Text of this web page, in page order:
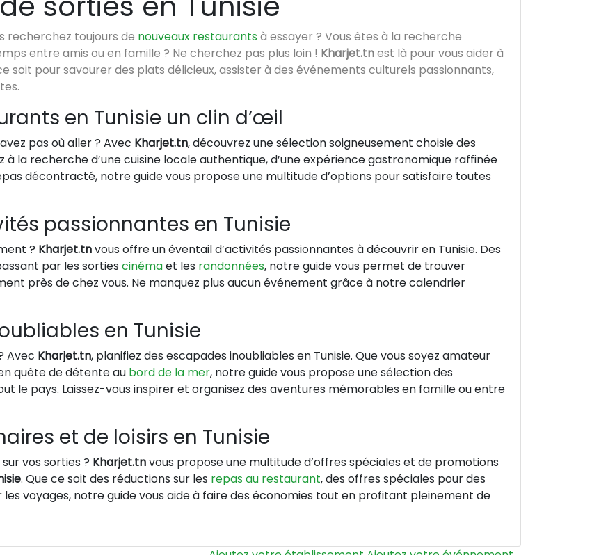
recherchez toujours de nouveaux restaurants à essayer ? Vous êtes à la recherche
entre amis ou en famille ? Ne cherchez pas plus loin ! Kharjet.tnest là pour vous aider à
soit pour savourer des plats délicieux, assister à des événements culturels passionnants,
en Tunisie un clin d’œil
pas où aller ? Avec Kharjet.tn, découvrez une sélection soigneusement choisie des
à la recherche d’une cuisine locale authentique, d’une expérience gastronomique raffinée
décontracté, notre guide vous propose une multitude d’options pour satisfaire toutes
passionnantes en Tunisie
? Kharjet.tnvous offre un éventail d’activités passionnantes à découvrir en Tunisie. Des
par les sorties cinémaet les randonnées, notre guide vous permet de trouver
près de chez vous. Ne manquez plus aucun événement grâce à notre calendrier
en Tunisie
Avec Kharjet.tn, planifiez des escapades inoubliables en Tunisie. Que vous soyez amateur
quête de détente au bord de la mer, notre guide vous propose une sélection des
le pays. Laissez-vous inspirer et organisez des aventures mémorables en famille ou entre
et de loisirs en Tunisie
vos sorties ? Kharjet.tnvous propose une multitude d’offres spéciales et de promotions
. Que ce soit des réductions sur les repas au restaurant, des offres spéciales pour des
voyages, notre guide vous aide à faire des économies tout en profitant pleinement de